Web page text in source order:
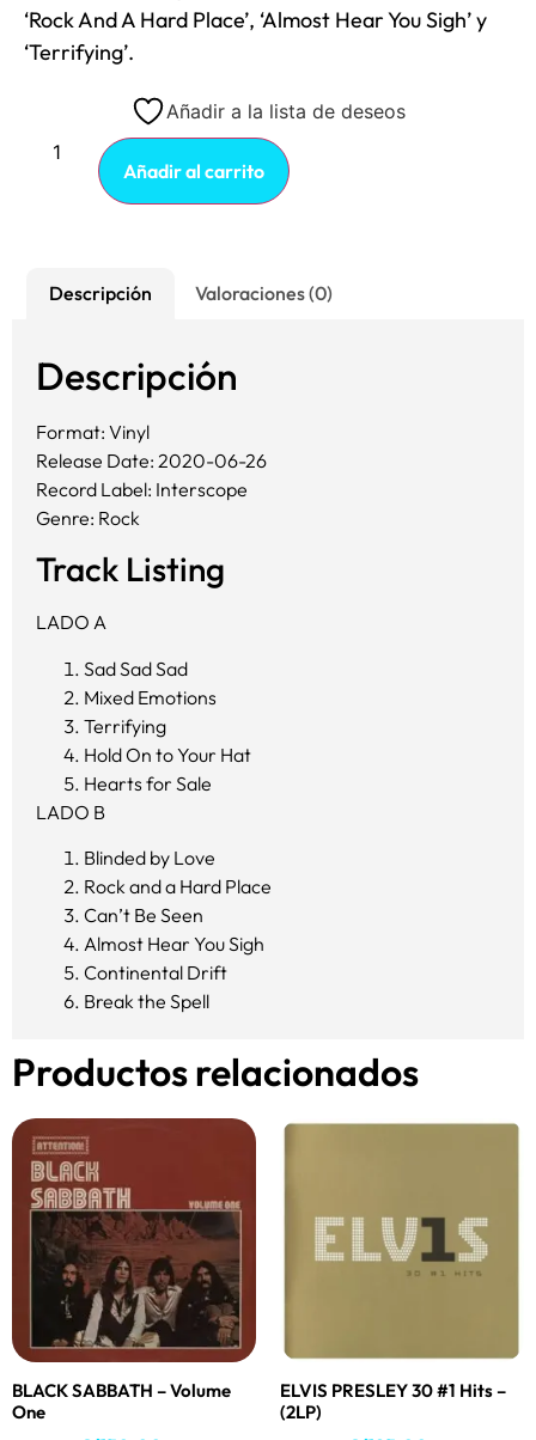
‘Rock And A Hard Place’, ‘Almost Hear You Sigh’ y
‘Terrifying’.
Añadir a la lista de deseos
Añadir al carrito
Descripción Valoraciones (0)
Descripción
Format: Vinyl
Release Date: 2020-06-26
Record Label: Interscope
Genre: Rock
Track Listing
LADO A
Sad Sad Sad
Mixed Emotions
Terrifying
Hold On to Your Hat
Hearts for Sale
LADO B
Blinded by Love
Rock and a Hard Place
Can’t Be Seen
Almost Hear You Sigh
Continental Drift
Break the Spell
Productos relacionados
BLACK SABBATH – Volume
One
ELVIS PRESLEY 30 #1 Hits –
(2LP)